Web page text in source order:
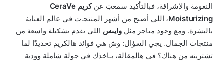
النعومة والإشراقة، فبالتأكيد سمعتِ عن
كريم CeraVe
Moisturizing، اللي أصبح من أشهر المنتجات في عالم العناية
بالبشرة. ومع وجود متاجر مثل وايتس اللي تقدم تشكيلة واسعة من
منتجات الجمال، يجي السؤال: وش هي فوائد هالكريم تحديدًا لما
تشترينه من هناك؟ في هالمقالة، بناخذك في جولة شاملة وودية